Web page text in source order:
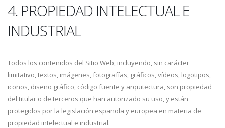
4. PROPIEDAD INTELECTUAL E
INDUSTRIAL
Todos los contenidos del Sitio Web, incluyendo, sin carácter
limitativo, textos, imágenes, fotografías, gráficos, vídeos, logotipos,
iconos, diseño gráfico, código fuente y arquitectura, son propiedad
del titular o de terceros que han autorizado su uso, y están
protegidos por la legislación española y europea en materia de
propiedad intelectual e industrial.